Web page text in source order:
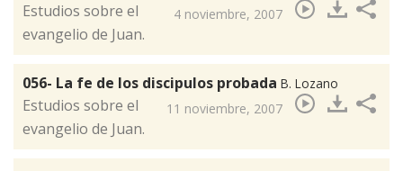
4 noviembre, 2007
​Estudios sobre el
evangelio de Juan.
056- La fe de los discipulos probada B. Lozano
11 noviembre, 2007
​Estudios sobre el
evangelio de Juan.